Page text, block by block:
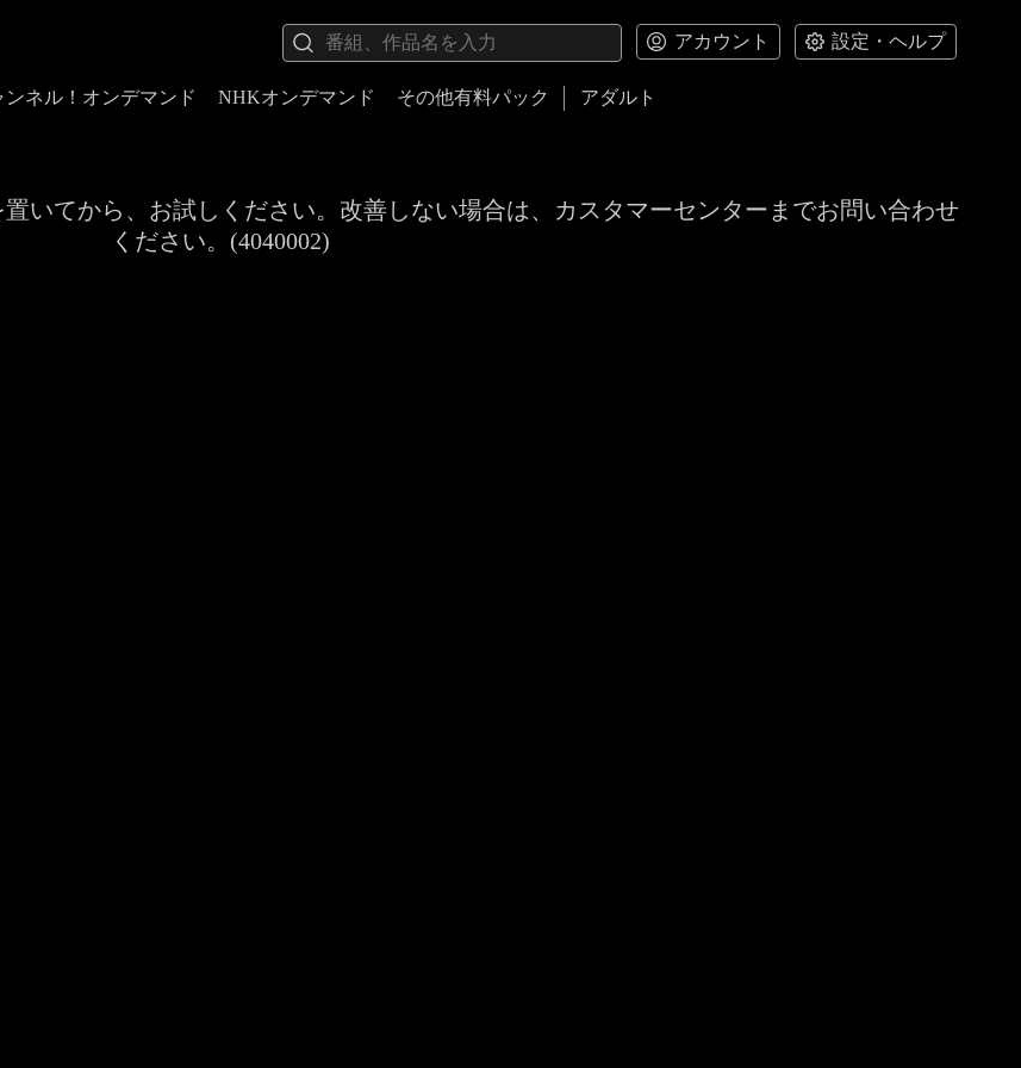
アカウント 設定・ヘルプ
ンネル！オンデマンド NHKオンデマンド その他有料パック アダルト
いてから、お試しください。改善しない場合は、カスタマーセンターまでお問い合わせ
ください。(4040002)